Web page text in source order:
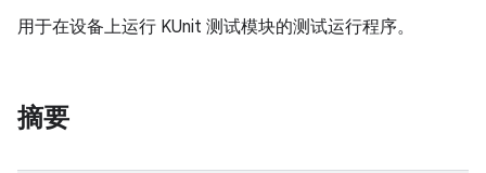
用于在设备上运行 KUnit 测试模块的测试运行程序。
摘要